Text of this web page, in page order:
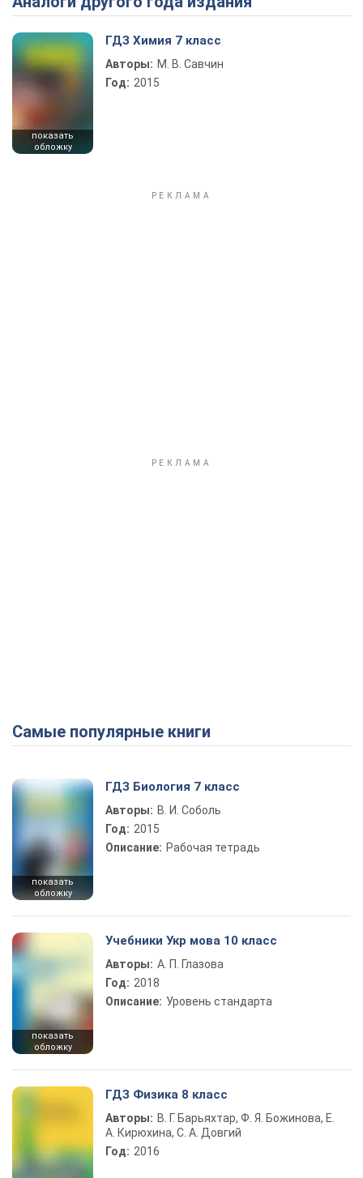
показать
обложку
ГДЗ Химия 7 класс
Авторы: М. В. Савчин
Год: 2015
Самые популярные книги
показать
обложку
ГДЗ Биология 7 класс
Авторы: В. И. Соболь
Год: 2015
Описание: Рабочая тетрадь
показать
обложку
Учебники Укр мова 10 класс
Авторы: А. П. Глазова
Год: 2018
Описание: Уровень стандарта
ГДЗ Физика 8 класс
Авторы: В. Г. Барьяхтар, Ф. Я. Божинова, Е.
А. Кирюхина, С. А. Довгий
Год: 2016